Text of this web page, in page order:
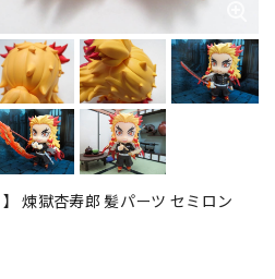
煉獄杏寿郎 髪パーツ セミロン